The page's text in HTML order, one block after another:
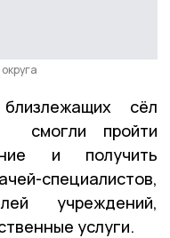
сёл
смогли пройти
и получить
специалистов,
учреждений,
услуги.